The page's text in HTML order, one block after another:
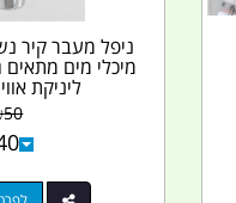
ניפל מעבר קיר
מיכלי מים
ליניקת
50